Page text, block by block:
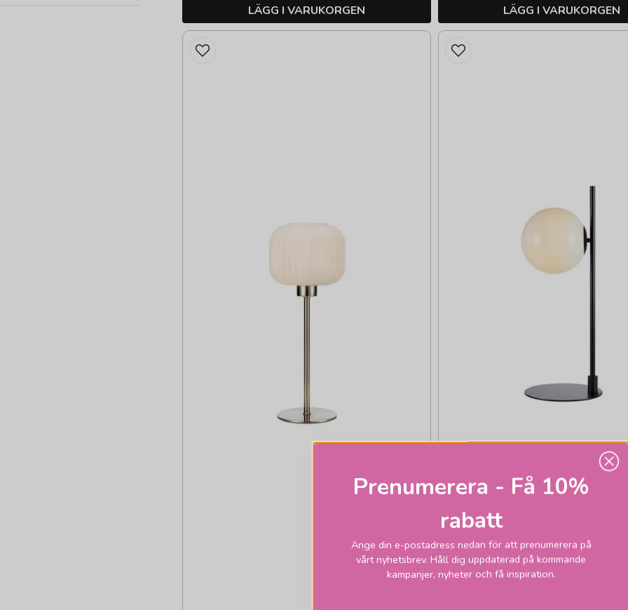
LÄGG I VARUKORGEN LÄGG I VARUKORGEN
MARKSLÖJD
Prenumerera - Få 10%
rabatt
Ange din e-postadress nedan för att prenumerera på
vårt nyhetsbrev. Håll dig uppdaterad på kommande
kampanjer, nyheter och få inspiration.